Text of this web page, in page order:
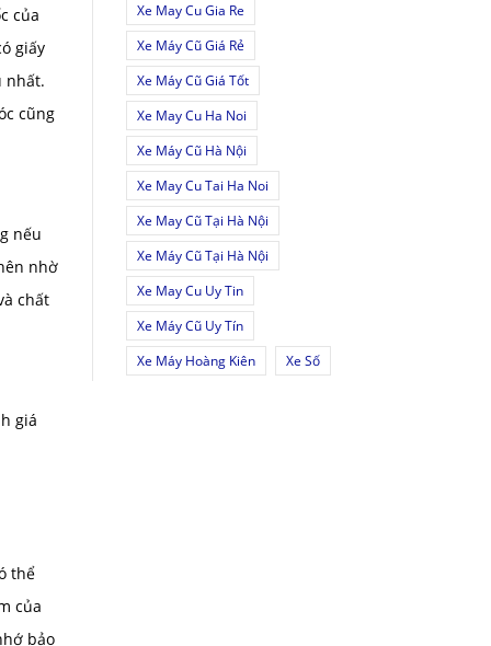
của
giấy
nhất.
cũng
nếu
nhờ
chất
giá
thể
của
bảo
Xe May Cu Gia Re
Xe Máy Cũ Giá Rẻ
Xe Máy Cũ Giá Tốt
Xe May Cu Ha Noi
Xe Máy Cũ Hà Nội
Xe May Cu Tai Ha Noi
Xe May Cũ Tại Hà Nội
Xe Máy Cũ Tại Hà Nội
Xe May Cu Uy Tin
Xe Máy Cũ Uy Tín
Xe Máy Hoàng Kiên
Xe Số